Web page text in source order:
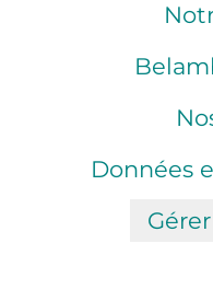
Données